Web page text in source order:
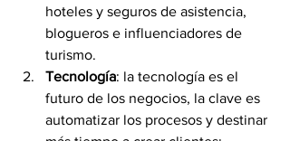
hoteles y seguros de asistencia,
blogueros e influenciadores de
turismo.
Tecnología: la tecnología es el
futuro de los negocios, la clave es
automatizar los procesos y destinar